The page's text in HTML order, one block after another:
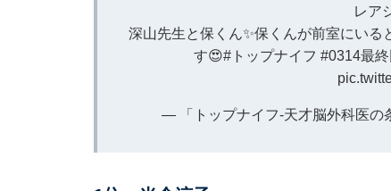
レア
深山先生と保くん✨保くんが前室にい
す😍#トップナイフ #0314最終
— 「トップナイフ-天才脳外科医の